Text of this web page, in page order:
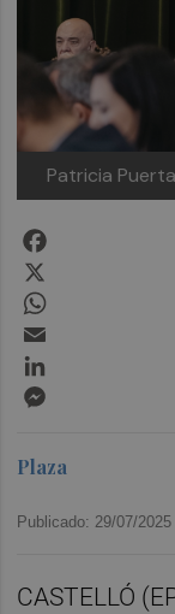
Patricia Puerta
Plaza
Publicado: 29/07/2025
CASTELLÓ